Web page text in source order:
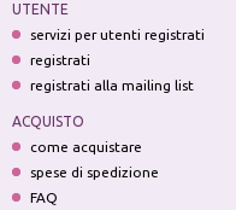
UTENTE
servizi per utenti registrati
registrati
registrati alla mailing list
ACQUISTO
come acquistare
spese di spedizione
FAQ